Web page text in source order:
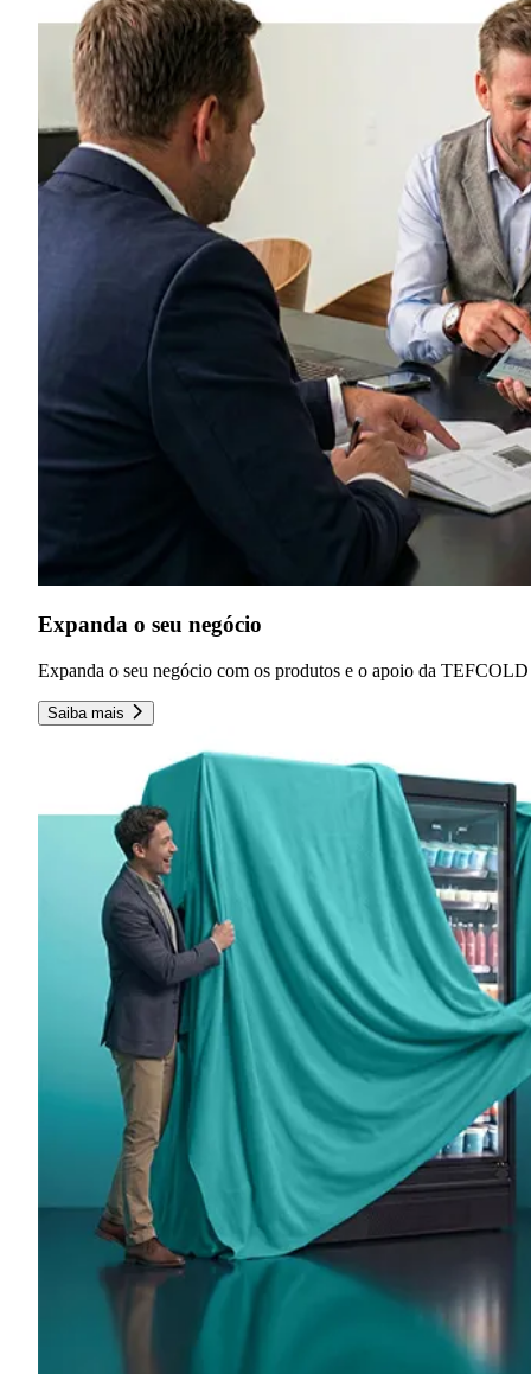
Expanda o seu negócio
Expanda o seu negócio com os produtos e o apoio da TEFCOLD
Saiba mais